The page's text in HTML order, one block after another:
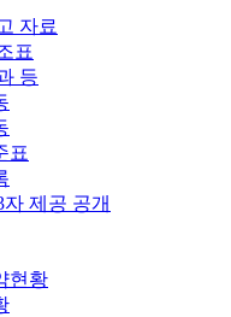
자료
표
등
표
제공 공개
현황